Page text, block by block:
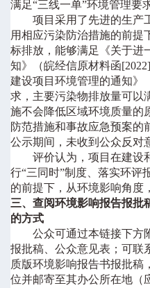
满足“三线一单”环境管理要
项目采用了先进的生产
用相应污染防治措施的前提
标排放，能够满足
《关于进
知》
（皖经信原材料函
建设项目环境管理的通知》
求 ， 主要污染物排放量可以
施不会降低区域环境质量的
防范措施和事故应急预案的
公示期间，未收到公众反对
评价认为，项目在建设
行“三同时”制度、落实环评
的前提下，从环境影响角度
三、查阅环境影响报告报批
的方式
公众可通过本链接下方
报批稿、公众意见表；可联
质版环境影响报告书报批稿
位并邮寄至其办公所在地（